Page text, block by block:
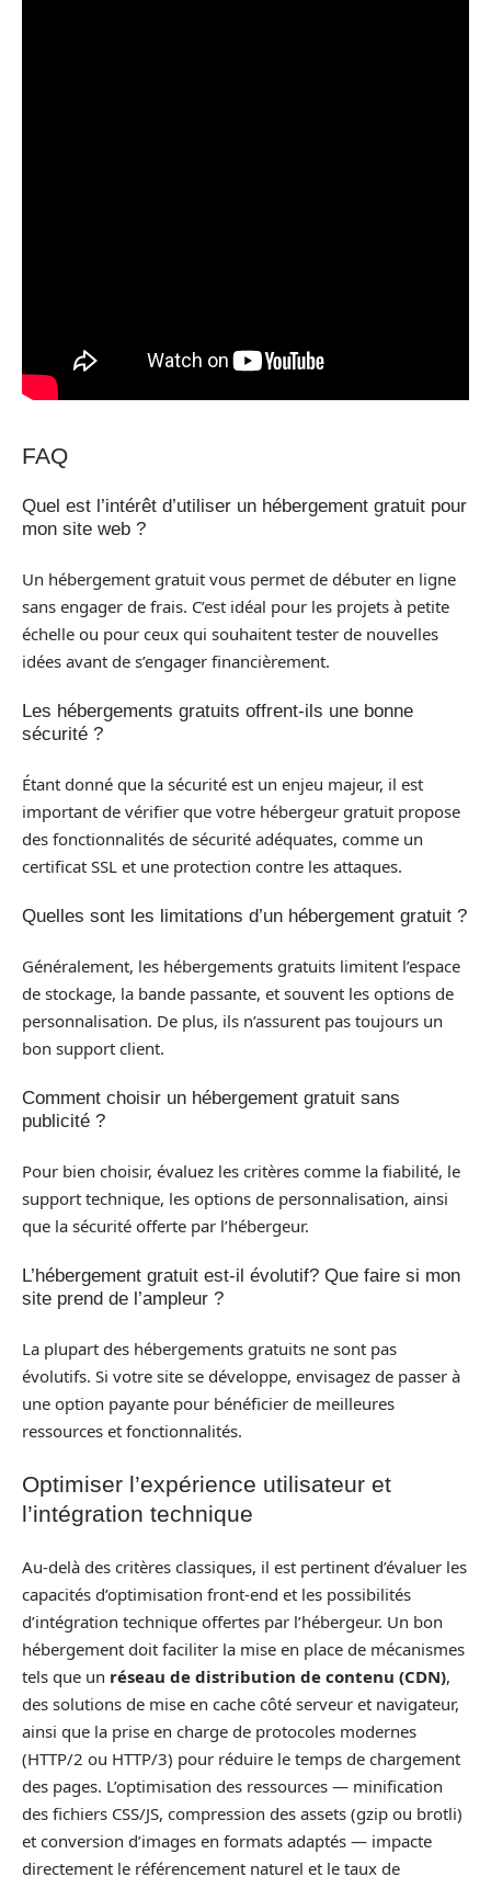
FAQ
Quel est l’intérêt d’utiliser un hébergement gratuit pour
mon site web ?
Un hébergement gratuit vous permet de débuter en ligne
sans engager de frais. C’est idéal pour les projets à petite
échelle ou pour ceux qui souhaitent tester de nouvelles
idées avant de s’engager financièrement.
Les hébergements gratuits offrent-ils une bonne
sécurité ?
Étant donné que la sécurité est un enjeu majeur, il est
important de vérifier que votre hébergeur gratuit propose
des fonctionnalités de sécurité adéquates, comme un
certificat SSL et une protection contre les attaques.
Quelles sont les limitations d’un hébergement gratuit ?
Généralement, les hébergements gratuits limitent l’espace
de stockage, la bande passante, et souvent les options de
personnalisation. De plus, ils n’assurent pas toujours un
bon support client.
Comment choisir un hébergement gratuit sans
publicité ?
Pour bien choisir, évaluez les critères comme la fiabilité, le
support technique, les options de personnalisation, ainsi
que la sécurité offerte par l’hébergeur.
L’hébergement gratuit est-il évolutif? Que faire si mon
site prend de l’ampleur ?
La plupart des hébergements gratuits ne sont pas
évolutifs. Si votre site se développe, envisagez de passer à
une option payante pour bénéficier de meilleures
ressources et fonctionnalités.
Optimiser l’expérience utilisateur et
l’intégration technique
Au-delà des critères classiques, il est pertinent d’évaluer les
capacités d’optimisation front-end et les possibilités
d’intégration technique offertes par l’hébergeur. Un bon
hébergement doit faciliter la mise en place de mécanismes
tels que un réseau de distribution de contenu (CDN),
des solutions de mise en cache côté serveur et navigateur,
ainsi que la prise en charge de protocoles modernes
(HTTP/2 ou HTTP/3) pour réduire le temps de chargement
des pages. L’optimisation des ressources — minification
des fichiers CSS/JS, compression des assets (gzip ou brotli)
et conversion d’images en formats adaptés — impacte
directement le référencement naturel et le taux de